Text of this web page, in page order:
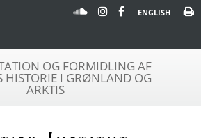
ENGLISH
OG FORMIDLING AF
HISTORIE I GRØNLAND OG
ARKTIS